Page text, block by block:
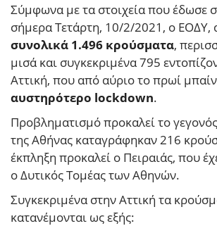
Σύμφωνα με τα στοιχεία που έδωσε
σήμερα Τετάρτη, 10/2/2021, ο ΕΟΔΥ,
συνολικά 1.496 κρούσματα,
μισά και συγκεκριμένα 795
Αττική, που από αύριο το πρωί
αυστηρότερο lockdown.
Προβληματισμό προκαλεί το
της Αθήνας καταγράφηκαν 216
έκπληξη προκαλεί ο Πειραιάς, που
ο Δυτικός Τομέας των Αθηνών.
Συγκεκριμένα στην Αττική τα
κατανέμονται ως εξής: